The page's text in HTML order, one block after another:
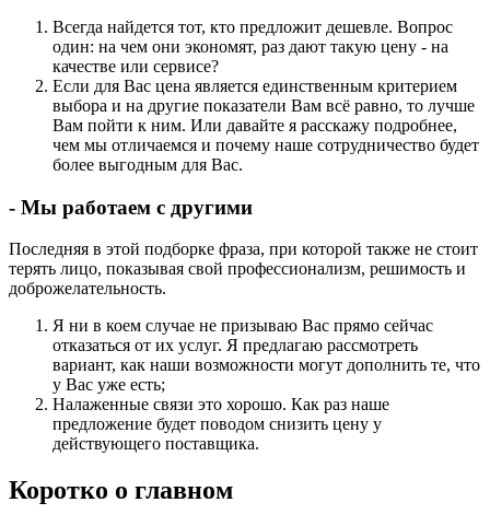
Всегда найдется тот, кто предложит дешевле. Вопрос
один: на чем они экономят, раз дают такую цену - на
качестве или сервисе?
Если для Вас цена является единственным критерием
выбора и на другие показатели Вам всё равно, то лучше
Вам пойти к ним. Или давайте я расскажу подробнее,
чем мы отличаемся и почему наше сотрудничество будет
более выгодным для Вас.
- Мы работаем с другими
Последняя в этой подборке фраза, при которой также не стоит
терять лицо, показывая свой профессионализм, решимость и
доброжелательность.
Я ни в коем случае не призываю Вас прямо сейчас
отказаться от их услуг. Я предлагаю рассмотреть
вариант, как наши возможности могут дополнить те, что
у Вас уже есть;
Налаженные связи это хорошо. Как раз наше
предложение будет поводом снизить цену у
действующего поставщика.
Коротко о главном